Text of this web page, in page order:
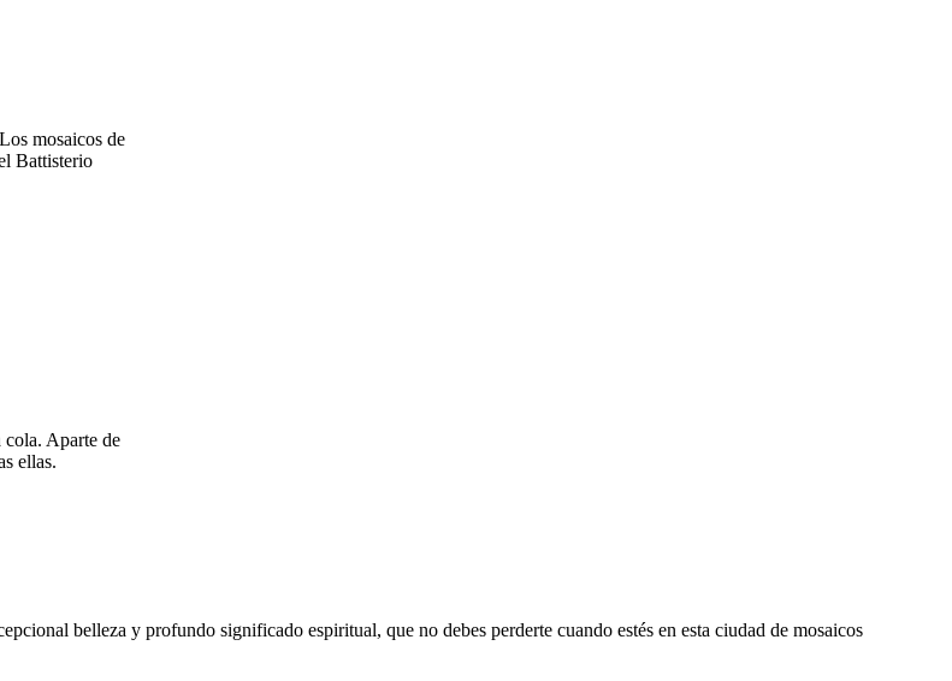
mosaicos de
Battisterio
cola. Aparte de
ellas.
belleza y profundo significado espiritual, que no debes perderte cuando estés en esta ciudad de mosaicos